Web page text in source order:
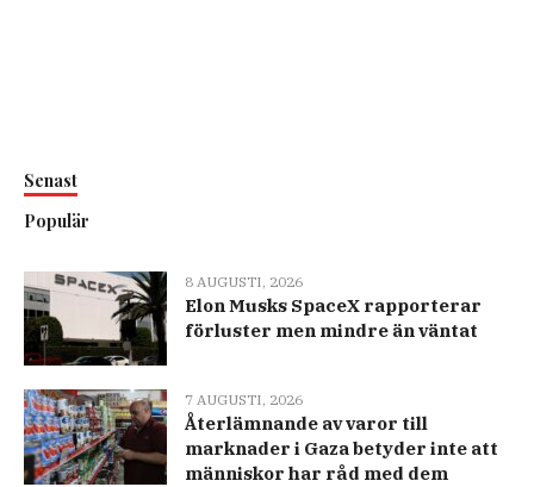
Senast
Populär
8 AUGUSTI, 2026
Elon Musks SpaceX rapporterar
förluster men mindre än väntat
7 AUGUSTI, 2026
Återlämnande av varor till
marknader i Gaza betyder inte att
människor har råd med dem